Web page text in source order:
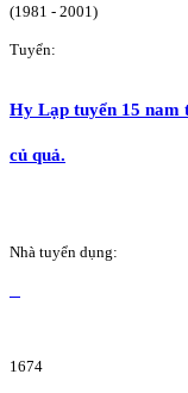
(1981 - 2001)
Tuyển:
Hy Lạp tuyển 15 nam
củ quả.
Nhà tuyển dụng:
1674